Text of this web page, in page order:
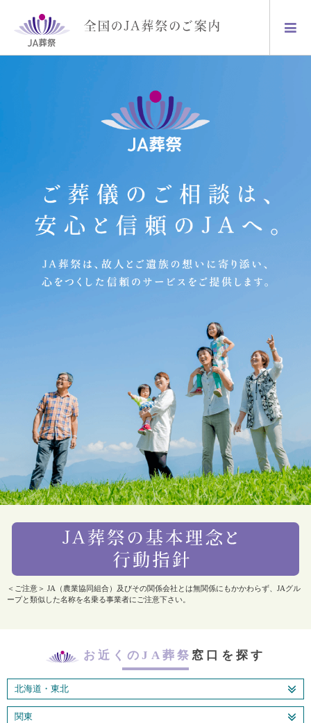
＜ご注意＞ JA（農業協同組合）及びその関係会社とは無関係にもかかわらず、JAグル
ープと類似した名称を名乗る事業者にご注意下さい。
お近くのJA葬祭 窓口を探す
北海道・東北
関東